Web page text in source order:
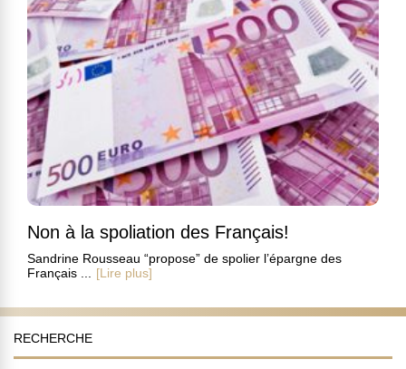
Non à la spoliation des Français!
Sandrine Rousseau “propose” de spolier l’épargne des
Français ...
[Lire plus]
RECHERCHE